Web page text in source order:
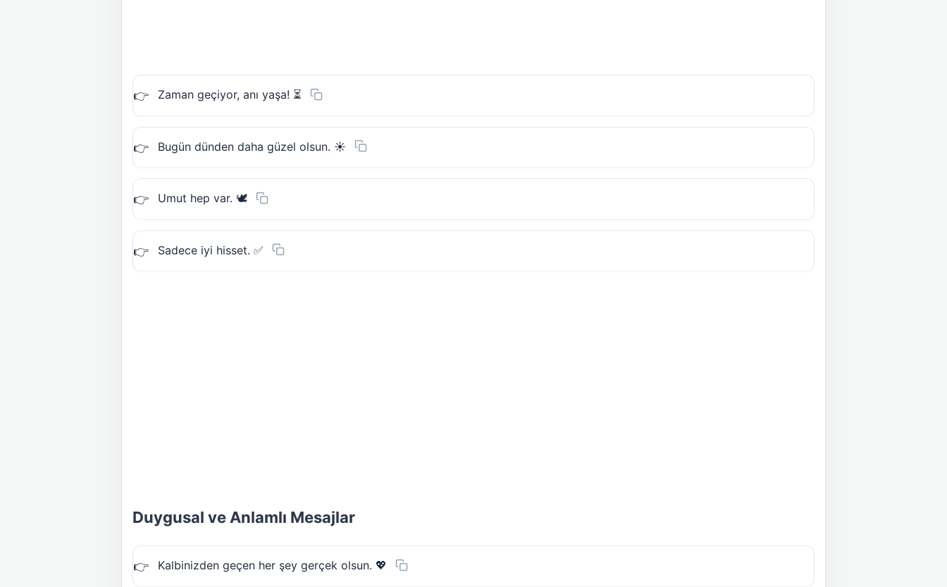
Zaman geçiyor, anı yaşa! ⏳
Bugün dünden daha güzel olsun. ☀️
Umut hep var. 🕊️
Sadece iyi hisset. ✅
Duygusal ve Anlamlı Mesajlar
Kalbinizden geçen her şey gerçek olsun. 💖